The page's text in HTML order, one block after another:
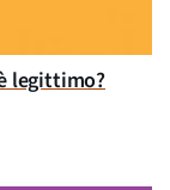
legittimo?